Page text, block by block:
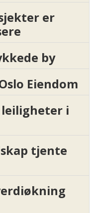
er
by
Eiendom
leiligheter i
tjente